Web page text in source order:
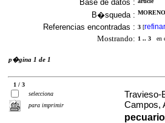
Base de datos :
B�squeda :
Referencias encontradas : 3 [refinar
Mostrando: 1 .. 3 en
p�gina 1 de 1
1 / 3
selecciona
para imprimir
Travieso-
Campos,